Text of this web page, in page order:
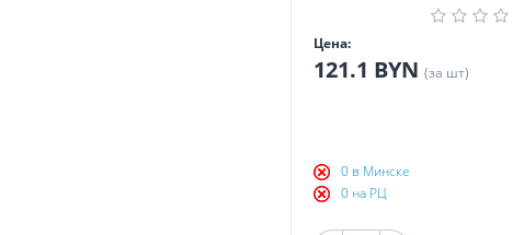
Цена:
121.1 BYN (за шт)
0 в Минске
0 на РЦ